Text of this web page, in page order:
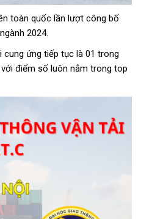
toàn quốc lần lượt công bố
2024.
cung ứng tiếp tục là 01 trong
điểm số luôn nằm trong top